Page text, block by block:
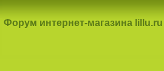
Форум интернет-магазина lillu.ru